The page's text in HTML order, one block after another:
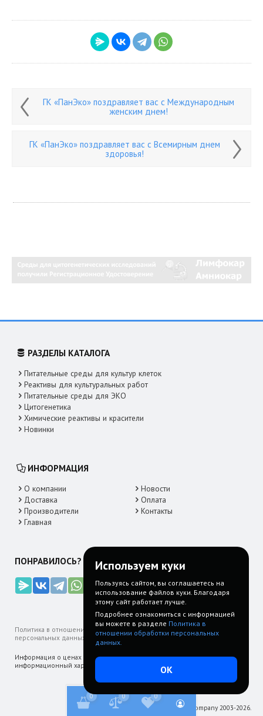
Используем куки
Пользуясь сайтом, вы соглашаетесь на
использование файлов куки. Благодаря
этому сайт работает лучше.
Подробнее ознакомиться с информацией
вы можете в разделе Политика в
отношении обработки персональных
данных.
ОК
ГК «ПанЭко» поздравляет вас с Международным
женским днем!
ГК «ПанЭко» поздравляет вас с Всемирным днем
здоровья!
РАЗДЕЛЫ КАТАЛОГА
Питательные среды для культур клеток
Реактивы для культуральных работ
Питательные среды для ЭКО
Цитогенетика
Химические реактивы и красители
Новинки
ИНФОРМАЦИЯ
О компании
Новости
Доставка
Оплата
Производители
Контакты
Главная
ПОНРАВИЛОСЬ? ДЕЛИТЕСЬ!
Политика в отношении обработки
персональных данных
Пользовательское
соглашение
задаваемые
Информация о ценах на товары на нашем сайте носит справочно-
информационный характер и не является публичной офертой.
© Все права защищены. PanEco company 2003-2026.
0 0 0